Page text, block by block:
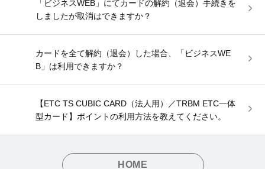
「ビジネスWEB」にてカードの解約（退会）手続きを
しましたが取消はできますか？
カードを全て解約（退会）した場合、「ビジネスWE
B」は利用できますか？
【ETC TS CUBIC CARD（法人用）／TRBM ETC一体
型カード】ポイントの利用方法を教えてください。
HOME